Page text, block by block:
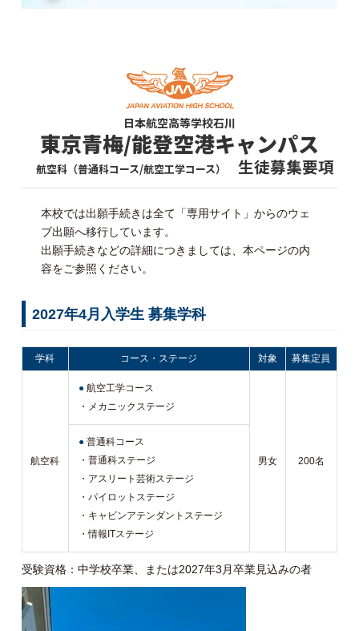
日本航空高等学校石川
東京青梅/能登空港キャンパス
航空科（普通科コース/航空工学コース） 生徒募集要項
本校では出願手続きは全て「専用サイト」からのウェ
ブ出願へ移行しています。
出願手続きなどの詳細につきましては、本ページの内
容をご参照ください。
2027年4月入学生 募集学科
学科 コース・ステージ 対象 募集定員
航空科
●航空工学コース
・メカニックステージ
男女 200名
●普通科コース
・普通科ステージ
・アスリート芸術ステージ
・パイロットステージ
・キャビンアテンダントステージ
・情報ITステージ
受験資格：中学校卒業、または2027年3月卒業見込みの者